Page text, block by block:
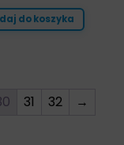
do koszyka
31 32 →